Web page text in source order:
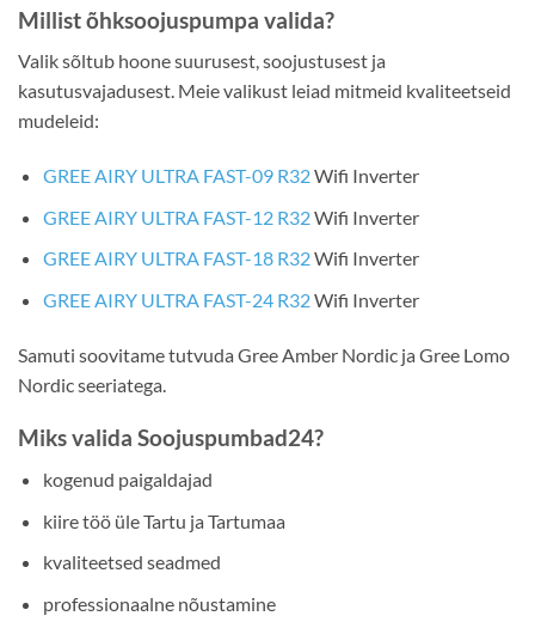
Millist õhksoojuspumpa valida?
Valik sõltub hoone suurusest, soojustusest ja
kasutusvajadusest. Meie valikust leiad mitmeid kvaliteetseid
mudeleid:
GREE AIRY ULTRA FAST-09 R32Wifi Inverter
GREE AIRY ULTRA FAST-12 R32Wifi Inverter
GREE AIRY ULTRA FAST-18 R32Wifi Inverter
GREE AIRY ULTRA FAST-24 R32Wifi Inverter
Samuti soovitame tutvuda Gree Amber Nordic ja Gree Lomo
Nordic seeriatega.
Miks valida Soojuspumbad24?
kogenud paigaldajad
kiire töö üle Tartu ja Tartumaa
kvaliteetsed seadmed
professionaalne nõustamine